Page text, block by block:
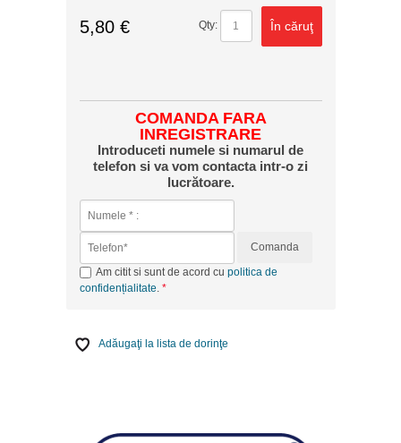
5,80 € Qty: În căruţ
COMANDA FARA
INREGISTRARE
Introduceti numele si numarul de
telefon si va vom contacta intr-o zi
lucrătoare.
Comanda
Am citit si sunt de acord cu politica de
confidențialitate
Adăugaţi la lista de dorinţe